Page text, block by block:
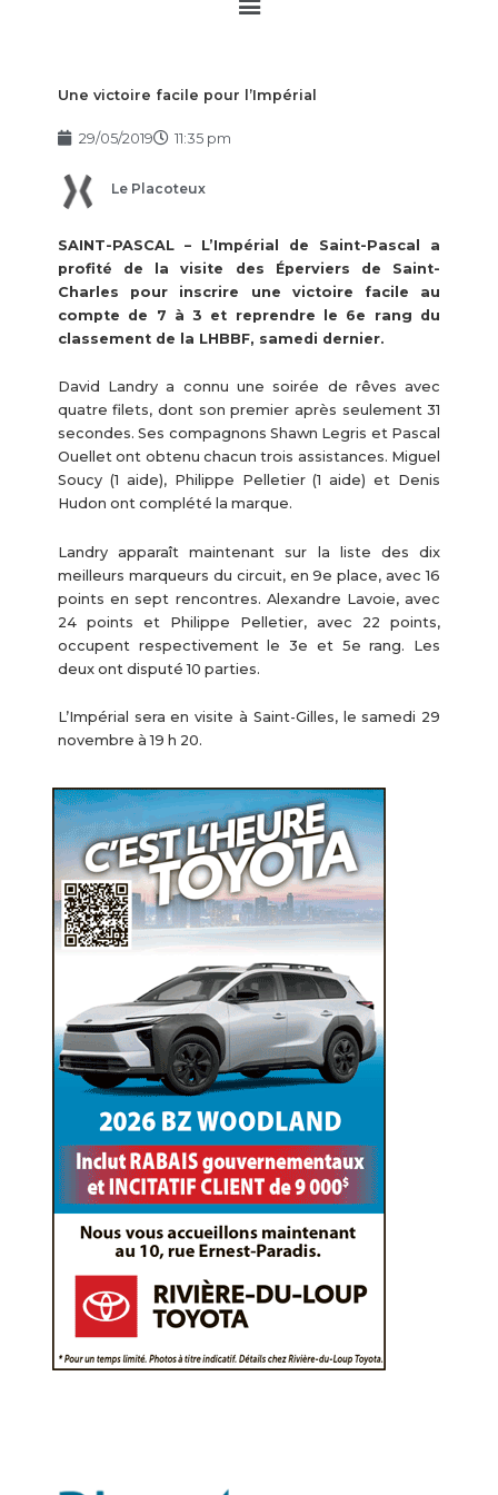
Une victoire facile pour l’Impérial
29/05/2019 11:35 pm
Le Placoteux
SAINT-PASCAL – L’Impérial de Saint-Pascal a
profité de la visite des Éperviers de Saint-
Charles pour inscrire une victoire facile au
compte de 7 à 3 et reprendre le 6e rang du
classement de la LHBBF, samedi dernier.
David Landry a connu une soirée de rêves avec
quatre filets, dont son premier après seulement 31
secondes. Ses compagnons Shawn Legris et Pascal
Ouellet ont obtenu chacun trois assistances. Miguel
Soucy (1 aide), Philippe Pelletier (1 aide) et Denis
Hudon ont complété la marque.
Landry apparaît maintenant sur la liste des dix
meilleurs marqueurs du circuit, en 9e place, avec 16
points en sept rencontres. Alexandre Lavoie, avec
24 points et Philippe Pelletier, avec 22 points,
occupent respectivement le 3e et 5e rang. Les
deux ont disputé 10 parties.
L’Impérial sera en visite à Saint-Gilles, le samedi 29
novembre à 19 h 20.